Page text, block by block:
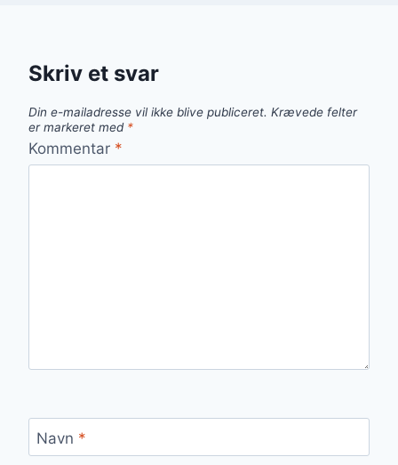
Skriv et svar
Din e-mailadresse vil ikke blive publiceret. Krævede felter
er markeret med *
Kommentar *
Navn *